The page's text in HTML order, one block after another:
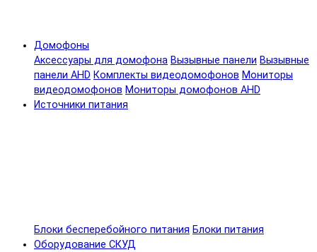
Домофоны
Аксессуары для домофона Вызывные панели Вызывные
панели AHD Комплекты видеодомофонов Мониторы
видеодомофонов Мониторы домофонов AHD
Источники питания
Блоки бесперебойного питания Блоки питания
Оборудование СКУД